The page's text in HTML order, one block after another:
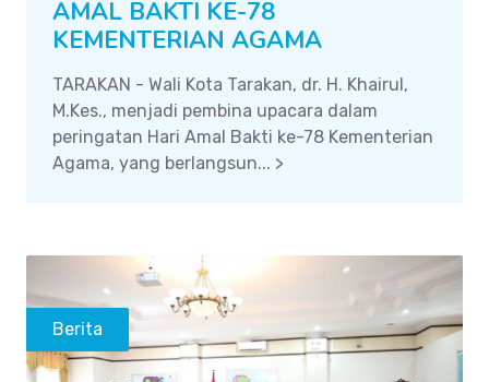
AMAL BAKTI KE-78
KEMENTERIAN AGAMA
TARAKAN - Wali Kota Tarakan, dr. H. Khairul,
M.Kes., menjadi pembina upacara dalam
peringatan Hari Amal Bakti ke-78 Kementerian
Agama, yang berlangsun... >
Berita